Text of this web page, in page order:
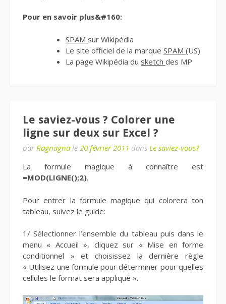
Pour en savoir plus&#160:
SPAM sur Wikipédia
Le site officiel de la marque SPAM (US)
La page Wikipédia du sketch des MP
Le saviez-vous ? Colorer une
ligne sur deux sur Excel ?
par Ragnagna le 20 février 2011 dans Le saviez-vous?
La formule magique à connaître est
=MOD(LIGNE();2).
Pour entrer la formule magique qui colorera ton
tableau, suivez le guide:
1/ Sélectionner l’ensemble du tableau puis dans le
menu « Accueil », cliquez sur « Mise en forme
conditionnel » et choisissez la dernière règle
« Utilisez une formule pour déterminer pour quelles
cellules le format sera appliqué ».